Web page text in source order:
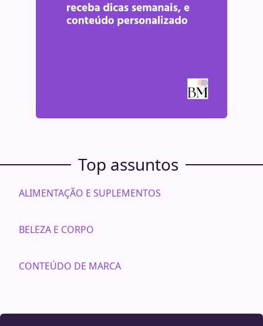
Top assuntos
ALIMENTAÇÃO E SUPLEMENTOS
BELEZA E CORPO
CONTEÚDO DE MARCA